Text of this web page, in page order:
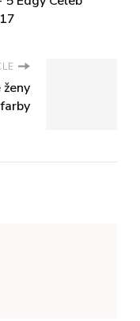
farby